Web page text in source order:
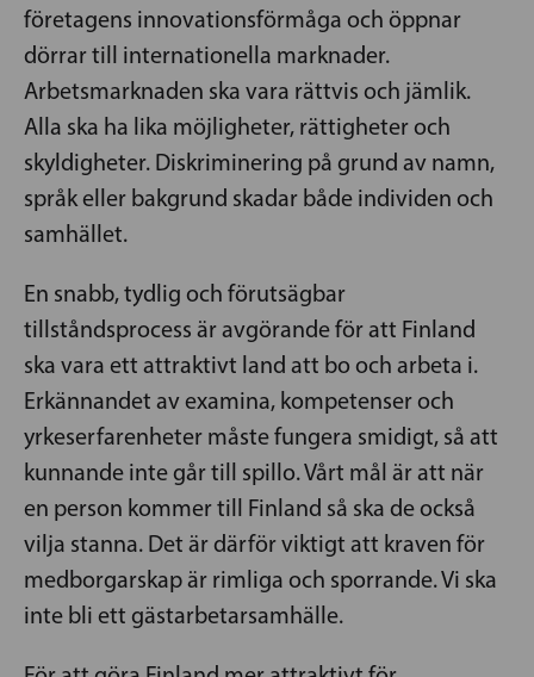
företagens innovationsförmåga och öppnar
dörrar till internationella marknader.
Arbetsmarknaden ska vara rättvis och jämlik.
Alla ska ha lika möjligheter, rättigheter och
skyldigheter. Diskriminering på grund av namn,
språk eller bakgrund skadar både individen och
samhället.
En snabb, tydlig och förutsägbar
tillståndsprocess är avgörande för att Finland
ska vara ett attraktivt land att bo och arbeta i.
Erkännandet av examina, kompetenser och
yrkeserfarenheter måste fungera smidigt, så att
kunnande inte går till spillo. Vårt mål är att när
en person kommer till Finland så ska de också
vilja stanna. Det är därför viktigt att kraven för
medborgarskap är rimliga och sporrande. Vi ska
inte bli ett gästarbetarsamhälle.